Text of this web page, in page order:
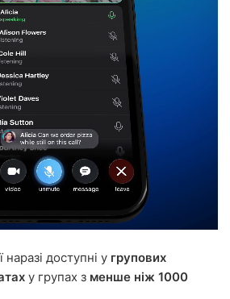
наразі доступні у групових
у групах з менше ніж 1000